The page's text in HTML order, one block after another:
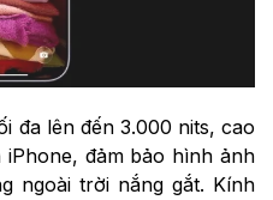
đa lên đến 3.000 nits, cao
đảm bảo hình ảnh
ngoài trời nắng gắt. Kính